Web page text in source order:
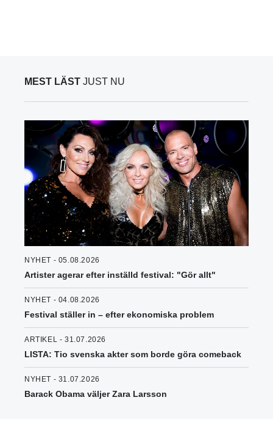
MEST LÄST JUST NU
NYHET - 05.08.2026
Artister agerar efter inställd festival: "Gör allt"
NYHET - 04.08.2026
Festival ställer in – efter ekonomiska problem
ARTIKEL - 31.07.2026
LISTA: Tio svenska akter som borde göra comeback
NYHET - 31.07.2026
Barack Obama väljer Zara Larsson